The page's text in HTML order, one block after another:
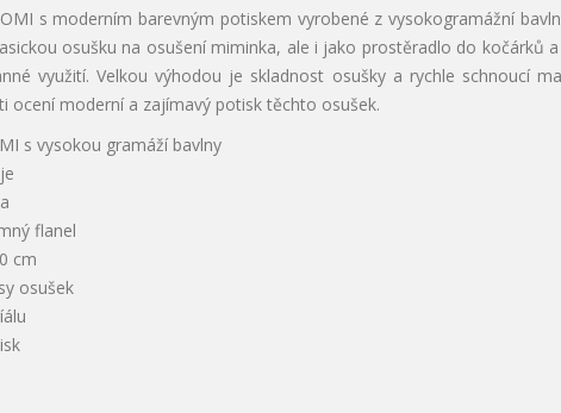
s moderním barevným potiskem vyrobené z vysokogramážní
osušku na osušení miminka, ale i jako prostěradlo do kočárků
využití. Velkou výhodou je skladnost osušky a rychle schnoucí
ocení moderní a zajímavý potisk těchto osušek.
s vysokou gramáží bavlny
flanel
cm
osušek